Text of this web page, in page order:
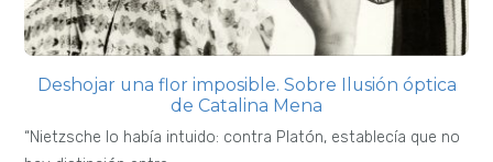
Deshojar una flor imposible. Sobre Ilusión óptica
de Catalina Mena
“Nietzsche lo había intuido: contra Platón, establecía que no